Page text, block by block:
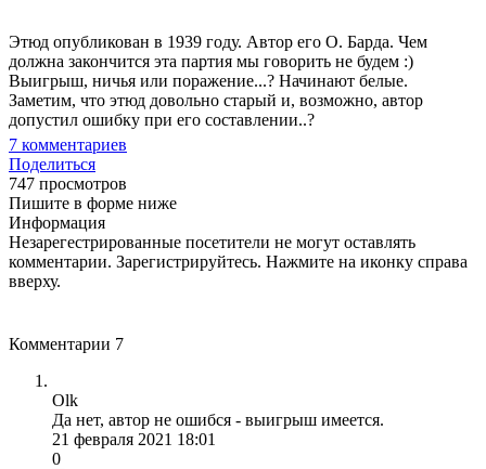
Этюд опубликован в 1939 году. Автор его О. Барда. Чем
должна закончится эта партия мы говорить не будем :)
Выигрыш, ничья или поражение...? Начинают белые.
Заметим, что этюд довольно старый и, возможно, автор
допустил ошибку при его составлении..?
7 комментариев
Поделиться
747 просмотров
Пишите в форме ниже
Информация
Незарегестрированные посетители не могут оставлять
комментарии. Зарегистрируйтесь. Нажмите на иконку справа
вверху.
Комментарии 7
Olk
Да нет, автор не ошибся - выигрыш имеется.
21 февраля 2021 18:01
0